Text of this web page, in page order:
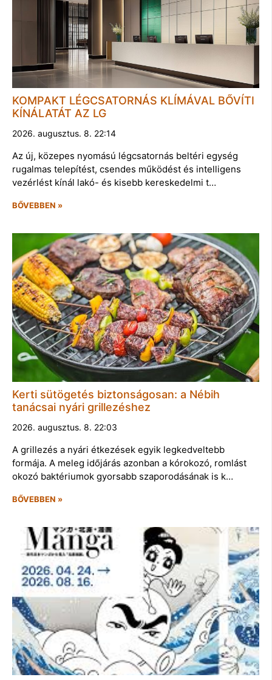
KOMPAKT LÉGCSATORNÁS KLÍMÁVAL BŐVÍTI
KÍNÁLATÁT AZ LG
2026. augusztus. 8. 22:14
Az új, közepes nyomású légcsatornás beltéri egység
rugalmas telepítést, csendes működést és intelligens
vezérlést kínál lakó- és kisebb kereskedelmi t…
BŐVEBBEN »
Kerti sütögetés biztonságosan: a Nébih
tanácsai nyári grillezéshez
2026. augusztus. 8. 22:03
A grillezés a nyári étkezések egyik legkedveltebb
formája. A meleg időjárás azonban a kórokozó, romlást
okozó baktériumok gyorsabb szaporodásának is k…
BŐVEBBEN »